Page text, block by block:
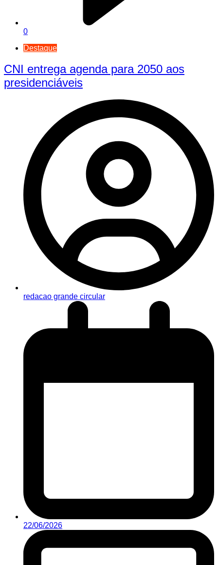
0
Destaque
CNI entrega agenda para 2050 aos
presidenciáveis
redacao grande circular
22/06/2026